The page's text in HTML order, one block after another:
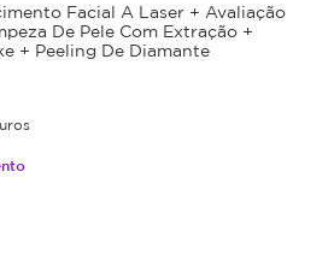
Facial A Laser + Avaliação
De Pele Com Extração +
+ Peeling De Diamante